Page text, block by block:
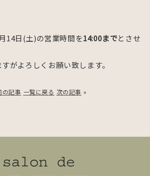
14日(土)の営業時間を14:00までとさせ
がよろしくお願い致します。
の記事 一覧に戻る 次の記事 »